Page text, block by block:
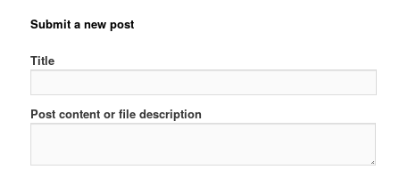
Submit a new post
Title
Post content or file description